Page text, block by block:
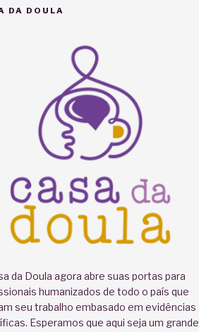
DA DOULA
da Doula agora abre suas portas para
humanizados de todo o país que
seu trabalho embasado em evidências
Esperamos que aqui seja um grande